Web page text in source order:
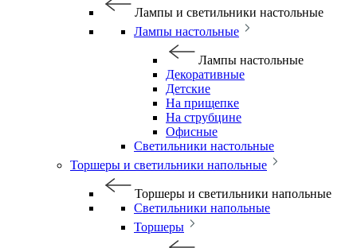
Лампы и светильники настольные
Лампы настольные
Лампы настольные
Декоративные
Детские
На прищепке
На струбцине
Офисные
Светильники настольные
Торшеры и светильники напольные
Торшеры и светильники напольные
Светильники напольные
Торшеры